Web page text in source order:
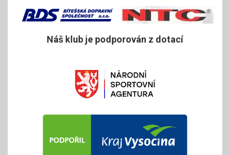
Náš klub je podporován z dotací